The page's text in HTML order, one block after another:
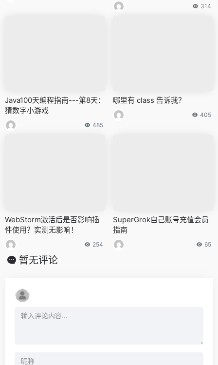
314
Java100天编程指南---第8天：
猜数字小游戏
485
哪里有 class 告诉我？
405
WebStorm激活后是否影响插
件使用？实测无影响！
254
SuperGrok自己账号充值会员
指南
65
暂无评论